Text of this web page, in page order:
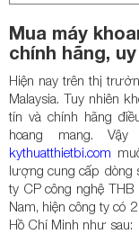
Mua máy
chính hãng,
Hiện nay trên thị
Malaysia. Tuy nhiên
tín và chính hãng
hoang mang.
kythuatthietbi.com
lượng cung cấp dòng
ty CP công nghệ
Nam, hiện công ty có
Hồ Chí Minh như sau: